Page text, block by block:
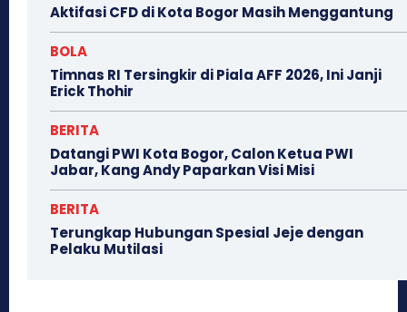
Aktifasi CFD di Kota Bogor Masih Menggantung
BOLA
Timnas RI Tersingkir di Piala AFF 2026, Ini Janji
Erick Thohir
BERITA
Datangi PWI Kota Bogor, Calon Ketua PWI
Jabar, Kang Andy Paparkan Visi Misi
BERITA
Terungkap Hubungan Spesial Jeje dengan
Pelaku Mutilasi